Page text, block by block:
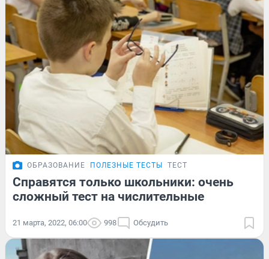
ОБРАЗОВАНИЕ ПОЛЕЗНЫЕ ТЕСТЫ ТЕСТ
Справятся только школьники: очень
сложный тест на числительные
21 марта, 2022, 06:00 998 Обсудить